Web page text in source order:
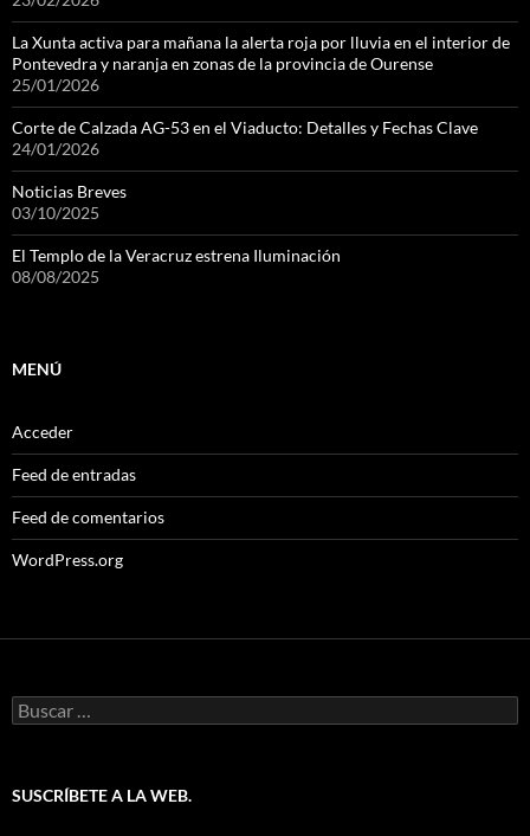
La Xunta activa para mañana la alerta roja por lluvia en el interior de
Pontevedra y naranja en zonas de la provincia de Ourense
25/01/2026
Corte de Calzada AG-53 en el Viaducto: Detalles y Fechas Clave
24/01/2026
Noticias Breves
03/10/2025
El Templo de la Veracruz estrena Iluminación
08/08/2025
MENÚ
Acceder
Feed de entradas
Feed de comentarios
WordPress.org
Buscar:
SUSCRÍBETE A LA WEB.